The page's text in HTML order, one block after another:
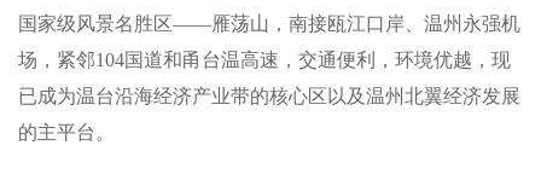
国家级风景名胜区——雁荡山，南接瓯江口岸、温州永强机
场，紧邻104国道和甬台温高速，交通便利，环境优越，现
已成为温台沿海经济产业带的核心区以及温州北翼经济发展
的主平台。